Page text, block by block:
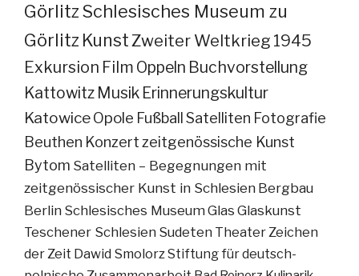
GörlitzSchlesisches Museum zu
Görlitz KunstZweiter Weltkrieg 1945
Exkursion Film Oppeln Buchvorstellung
Kattowitz Musik Erinnerungskultur
KatowiceOpole FußballSatelliten Fotografie
Beuthen Konzertzeitgenössische Kunst
Bytom Satelliten – Begegnungen mit
zeitgenössischer Kunst in Schlesien Bergbau
Berlin Schlesisches MuseumGlas Glaskunst
Teschener Schlesien Sudeten TheaterZeichen
der Zeit Dawid SmolorzStiftung für deutsch-